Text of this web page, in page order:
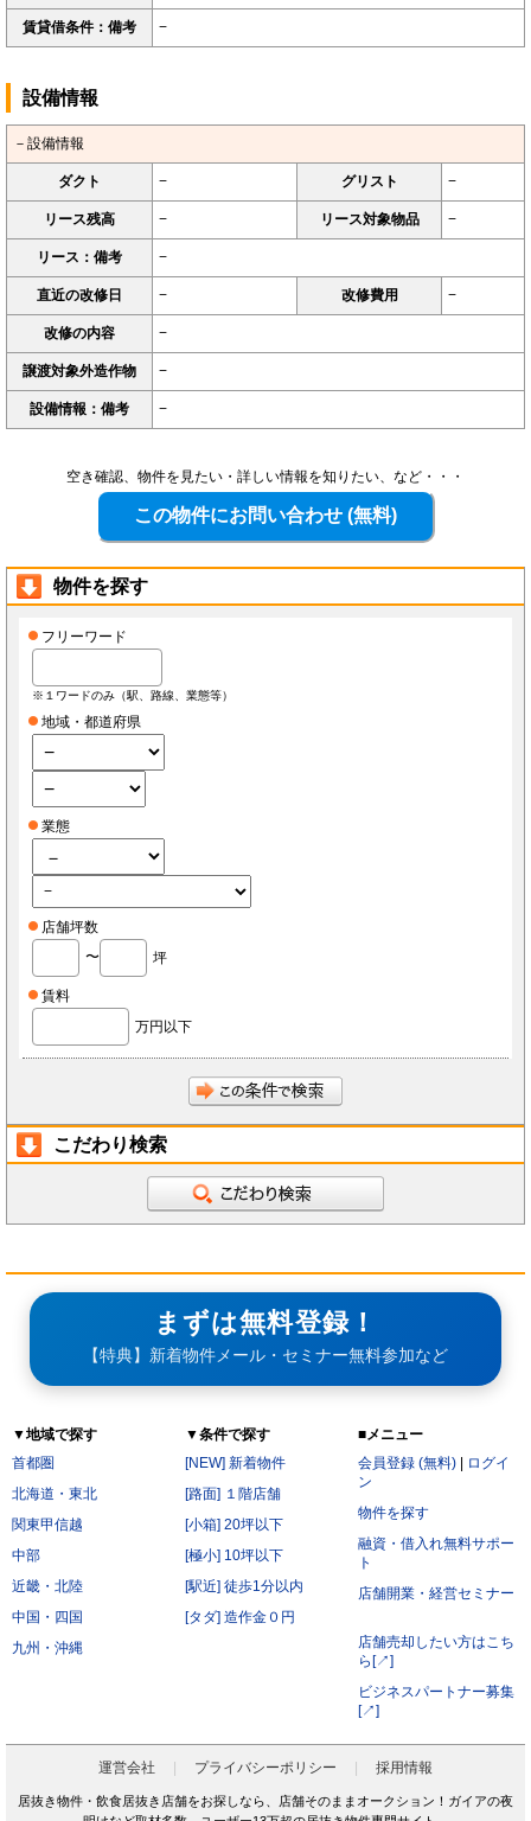
賃貸借条件：備考 −
設備情報
－設備情報
ダクト − グリスト −
リース残高 − リース対象物品 −
リース：備考 −
直近の改修日 − 改修費用 −
改修の内容 −
譲渡対象外造作物 −
設備情報：備考 −
空き確認、物件を見たい・詳しい情報を知りたい、など・・・
物件を探す
フリーワード
※１ワードのみ（駅、路線、業態等）
地域・都道府県
業態
店舗坪数
〜
坪
賃料
万円以下
こだわり検索
まずは無料登録！
【特典】新着物件メール・セミナー無料参加など
▼地域で探す
首都圏
北海道・東北
関東甲信越
中部
近畿・北陸
中国・四国
九州・沖縄
▼条件で探す
[NEW] 新着物件
[路面] １階店舗
[小箱] 20坪以下
[極小] 10坪以下
[駅近] 徒歩1分以内
[タダ] 造作金０円
■メニュー
会員登録 (無料)
ログイ
ン
物件を探す
融資・借入れ無料サポー
ト
店舗開業・経営セミナー
店舗売却したい方はこち
ら[↗]
ビジネスパートナー募集
[↗]
運営会社 プライバシーポリシー 採用情報
居抜き物件・飲食居抜き店舗をお探しなら、店舗そのままオークション！ガイアの夜